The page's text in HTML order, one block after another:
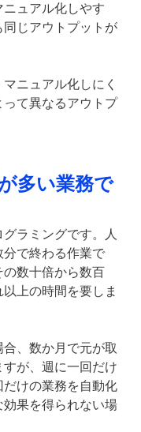
ュアル化しやす
同じアウトプットが
ニュアル化しにく
って異なるアウトプ
多い業務で
ラミングです。人
で終わる作業で
の数十倍から数百
上の時間を要しま
、数か月で元が取
が、週に一回だけ
けの業務を自動化
効果を得られない場